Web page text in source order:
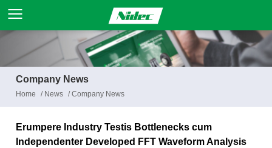
Company News
Home / News /Company News
Erumpere Industry Testis Bottlenecks cum
Independenter Developed FFT Waveform Analysis